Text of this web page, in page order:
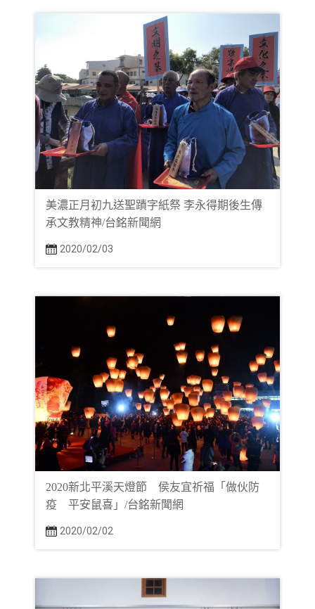
美濃正月初九送聖蹟字紙祭 李永得期後生傳
承文教精神/台銘新聞網
2020/02/03
2020新北平溪天燈節 侯友宜祈福「做伙防
疫 平安鼠喜」/台銘新聞網
2020/02/02